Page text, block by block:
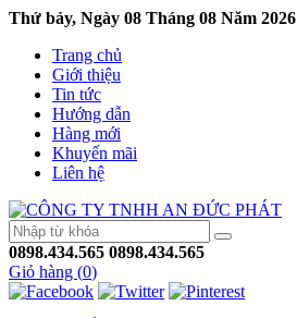
Thứ bảy, Ngày 08 Tháng 08 Năm 2026
Trang chủ
Giới thiệu
Tin tức
Hướng dẫn
Hàng mới
Khuyến mãi
Liên hệ
0898.434.565 0898.434.565
Giỏ hàng (0)